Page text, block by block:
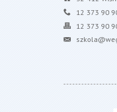
12 373 90
12 373 90